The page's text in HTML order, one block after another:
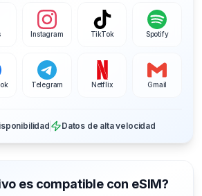
Instagram TikTok Spotify
Telegram Netflix Gmail
Datos de alta velocidad
es compatible con eSIM?